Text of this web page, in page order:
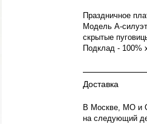
Праздничное
Модель А-
скрытые
Подклад - 100%
Доставка
В Москве, МО и
на следующий